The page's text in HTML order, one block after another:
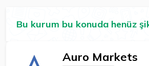
Bu kurum bu konuda henüz
Auro Markets